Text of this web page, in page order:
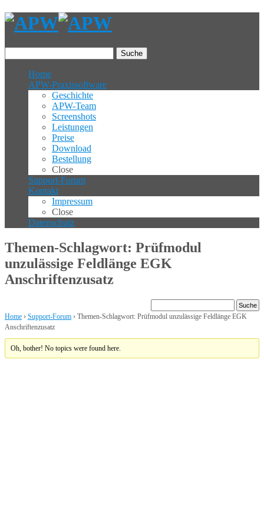
Suche
Home
APW-Praxissoftware
Geschichte
APW-Team
Screenshots
Leistungen
Preise
Download
Bestellung
Close
Support-Forum
Kontakt
Impressum
Close
Datenschutz
Themen-Schlagwort: Prüfmodul
unzulässige Feldlänge EGK
Anschriftenzusatz
Home › Support-Forum › Themen-Schlagwort: Prüfmodul unzulässige Feldlänge EGK
Anschriftenzusatz
Oh, bother! No topics were found here.